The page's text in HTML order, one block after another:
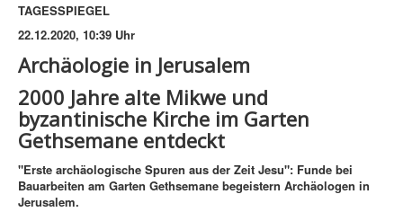
TAGESSPIEGEL
22.12.2020, 10:39 Uhr
Archäologie in Jerusalem
2000 Jahre alte Mikwe und
byzantinische Kirche im Garten
Gethsemane entdeckt
"Erste archäologische Spuren aus der Zeit Jesu": Funde bei
Bauarbeiten am Garten Gethsemane begeistern Archäologen in
Jerusalem.